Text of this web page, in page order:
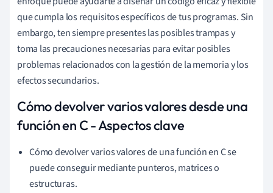
que cumpla los requisitos específicos de tus programas. Sin
embargo, ten siempre presentes las posibles trampas y
toma las precauciones necesarias para evitar posibles
problemas relacionados con la gestión de la memoria y los
efectos secundarios.
Cómo devolver varios valores desde una
función en C - Aspectos clave
Cómo devolver varios valores de una función en C se
puede conseguir mediante punteros, matrices o
estructuras.